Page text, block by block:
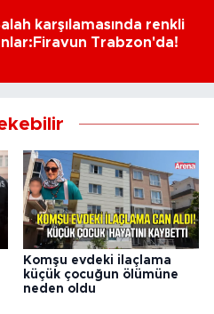
karşılamasında renkli
Trabzon'da!
Komşu evdeki ilaçlama
küçük çocuğun ölümüne
neden oldu